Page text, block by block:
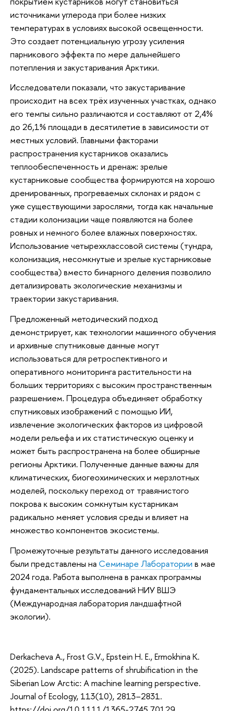
источниками углерода при более низких
температурах в условиях высокой освещенности.
Это создает потенциальную угрозу усиления
парникового эффекта по мере дальнейшего
потепления и закустаривания Арктики.
Исследователи показали, что закустаривание
происходит на всех трёх изученных участках, однако
его темпы сильно различаются и составляют от 2,4%
до 26,1% площади в десятилетие в зависимости от
местных условий. Главными факторами
распространения кустарников оказались
теплообеспеченность и дренаж: зрелые
кустарниковые сообщества формируются на хорошо
дренированных, прогреваемых склонах и рядом с
уже существующими зарослями, тогда как начальные
стадии колонизации чаще появляются на более
ровных и немного более влажных поверхностях.
Использование четырехклассовой системы (тундра,
колонизация, несомкнутые и зрелые кустарниковые
сообщества) вместо бинарного деления позволило
детализировать экологические механизмы и
траектории закустаривания.​
Предложенный методический подход
демонстрирует, как технологии машинного обучения
и архивные спутниковые данные могут
использоваться для ретроспективного и
оперативного мониторинга растительности на
больших территориях с высоким пространственным
разрешением. Процедура объединяет обработку
спутниковых изображений с помощью ИИ,
извлечение экологических факторов из цифровой
модели рельефа и их статистическую оценку и
может быть распространена на более обширные
регионы Арктики. Полученные данные важны для
климатических, биогеохимических и мерзлотных
моделей, поскольку переход от травянистого
покрова к высоким сомкнутым кустарникам
радикально меняет условия среды и влияет на
множество компонентов экосистемы.
Промежуточные результаты данного исследования
были представлены на Семинаре Лаборатории в мае
2024 года. Работа выполнена в рамках программы
фундаментальных исследований НИУ ВШЭ
(Международная лаборатория ландшафтной
экологии).
Derkacheva A., Frost G.V., Epstein H. E., Ermokhina K.
(2025). Landscape patterns of shrubification in the
Siberian Low Arctic: A machine learning perspective.
Journal of Ecology, 113(10), 2813–2831.